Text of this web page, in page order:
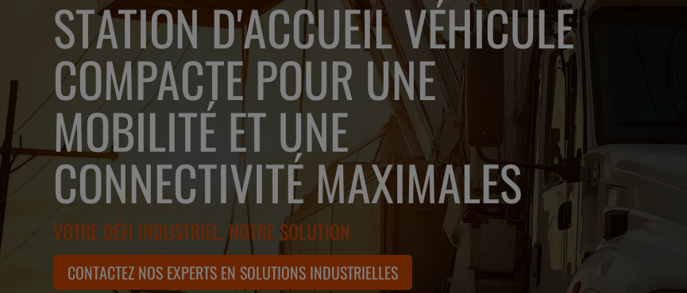
STATION D'ACCUEIL VÉHICULE
COMPACTE POUR UNE
MOBILITÉ ET UNE
CONNECTIVITÉ MAXIMALES
VOTRE DÉFI INDUSTRIEL, NOTRE SOLUTION
CONTACTEZ NOS EXPERTS EN SOLUTIONS INDUSTRIELLES